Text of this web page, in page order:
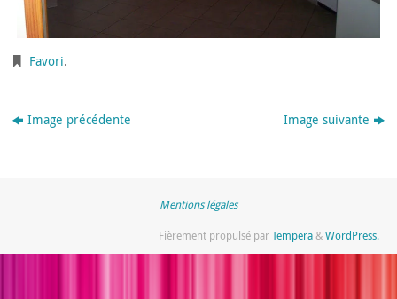
Favori.
Image précédente Image suivante
Mentions légales
Fièrement propulsé parTempera&WordPress.